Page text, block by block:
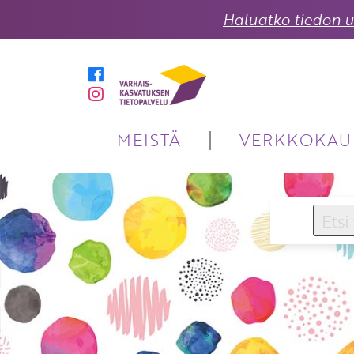
Haluatko tiedon
MEISTÄ